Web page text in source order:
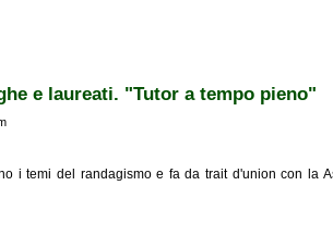
e laureati. "Tutor a tempo pieno"
i temi del randagismo e fa da trait d'union con la